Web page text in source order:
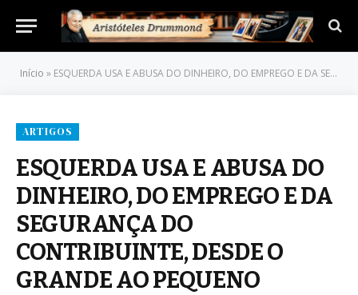
Início » ESQUERDA USA E ABUSA DO DINHEIRO, DO EMPREGO E DA SEGURANÇA DO CONTRIBUINTE, DESDE O GRANDE AO PEQUENO
ARTIGOS
ESQUERDA USA E ABUSA DO
DINHEIRO, DO EMPREGO E DA
SEGURANÇA DO
CONTRIBUINTE, DESDE O
GRANDE AO PEQUENO